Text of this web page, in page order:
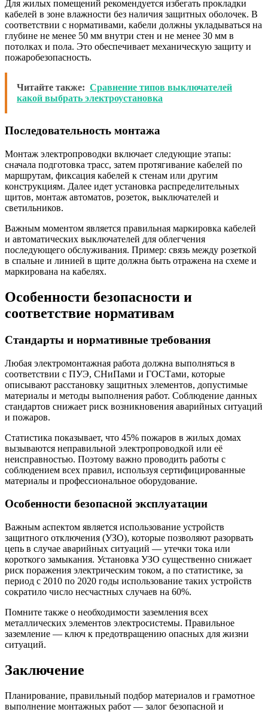
Для жилых помещений рекомендуется избегать прокладки
кабелей в зоне влажности без наличия защитных оболочек. В
соответствии с нормативами, кабели должны укладываться на
глубине не менее 50 мм внутри стен и не менее 30 мм в
потолках и пола. Это обеспечивает механическую защиту и
пожаробезопасность.
Читайте также: Сравнение типов выключателей
какой выбрать электроустановка
Последовательность монтажа
Монтаж электропроводки включает следующие этапы:
сначала подготовка трасс, затем протягивание кабелей по
маршрутам, фиксация кабелей к стенам или другим
конструкциям. Далее идет установка распределительных
щитов, монтаж автоматов, розеток, выключателей и
светильников.
Важным моментом является правильная маркировка кабелей
и автоматических выключателей для облегчения
последующего обслуживания. Пример: связь между розеткой
в спальне и линией в щите должна быть отражена на схеме и
маркирована на кабелях.
Особенности безопасности и
соответствие нормативам
Стандарты и нормативные требования
Любая электромонтажная работа должна выполняться в
соответствии с ПУЭ, СНиПами и ГОСТами, которые
описывают расстановку защитных элементов, допустимые
материалы и методы выполнения работ. Соблюдение данных
стандартов снижает риск возникновения аварийных ситуаций
и пожаров.
Статистика показывает, что 45% пожаров в жилых домах
вызываются неправильной электропроводкой или её
неисправностью. Поэтому важно проводить работы с
соблюдением всех правил, используя сертифицированные
материалы и профессиональное оборудование.
Особенности безопасной эксплуатации
Важным аспектом является использование устройств
защитного отключения (УЗО), которые позволяют разорвать
цепь в случае аварийных ситуаций — утечки тока или
короткого замыкания. Установка УЗО существенно снижает
риск поражения электрическим током, а по статистике, за
период с 2010 по 2020 годы использование таких устройств
сократило число несчастных случаев на 60%.
Помните также о необходимости заземления всех
металлических элементов электросистемы. Правильное
заземление — ключ к предотвращению опасных для жизни
ситуаций.
Заключение
Планирование, правильный подбор материалов и грамотное
выполнение монтажных работ — залог безопасной и